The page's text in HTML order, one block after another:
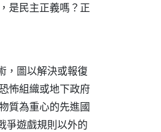
是民主正義嗎？正
，圖以解決或報復
怖組織或地下政府
質為重心的先進國
爭遊戲規則以外的